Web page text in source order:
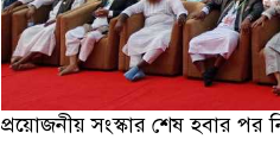
প্রয়োজনীয় সংস্কার শেষ হবার পর